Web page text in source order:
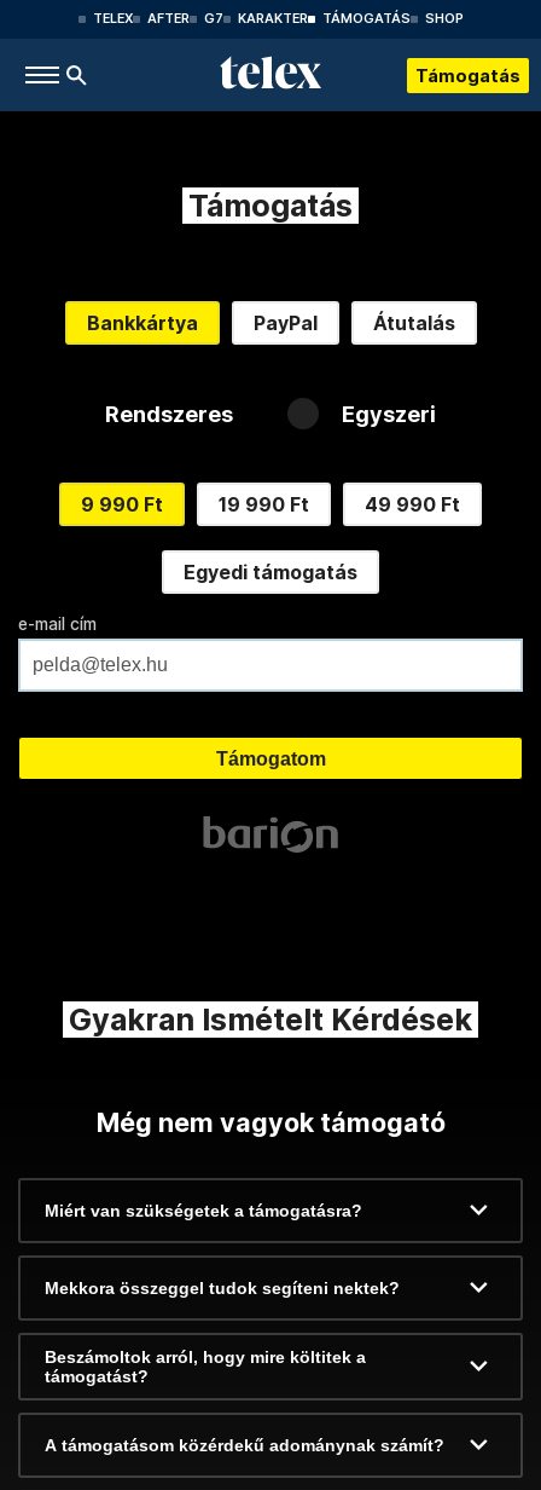
TELEX AFTER G7 KARAKTER TÁMOGATÁS SHOP
Támogatás
Támogatás
Bankkártya PayPal Átutalás
Rendszeres Egyszeri
9 990 Ft 19 990 Ft 49 990 Ft
Egyedi támogatás
e-mail cím
Gyakran Ismételt Kérdések
Még nem vagyok támogató
Miért van szükségetek a támogatásra?
Mekkora összeggel tudok segíteni nektek?
Beszámoltok arról, hogy mire költitek a
támogatást?
A támogatásom közérdekű adománynak számít?